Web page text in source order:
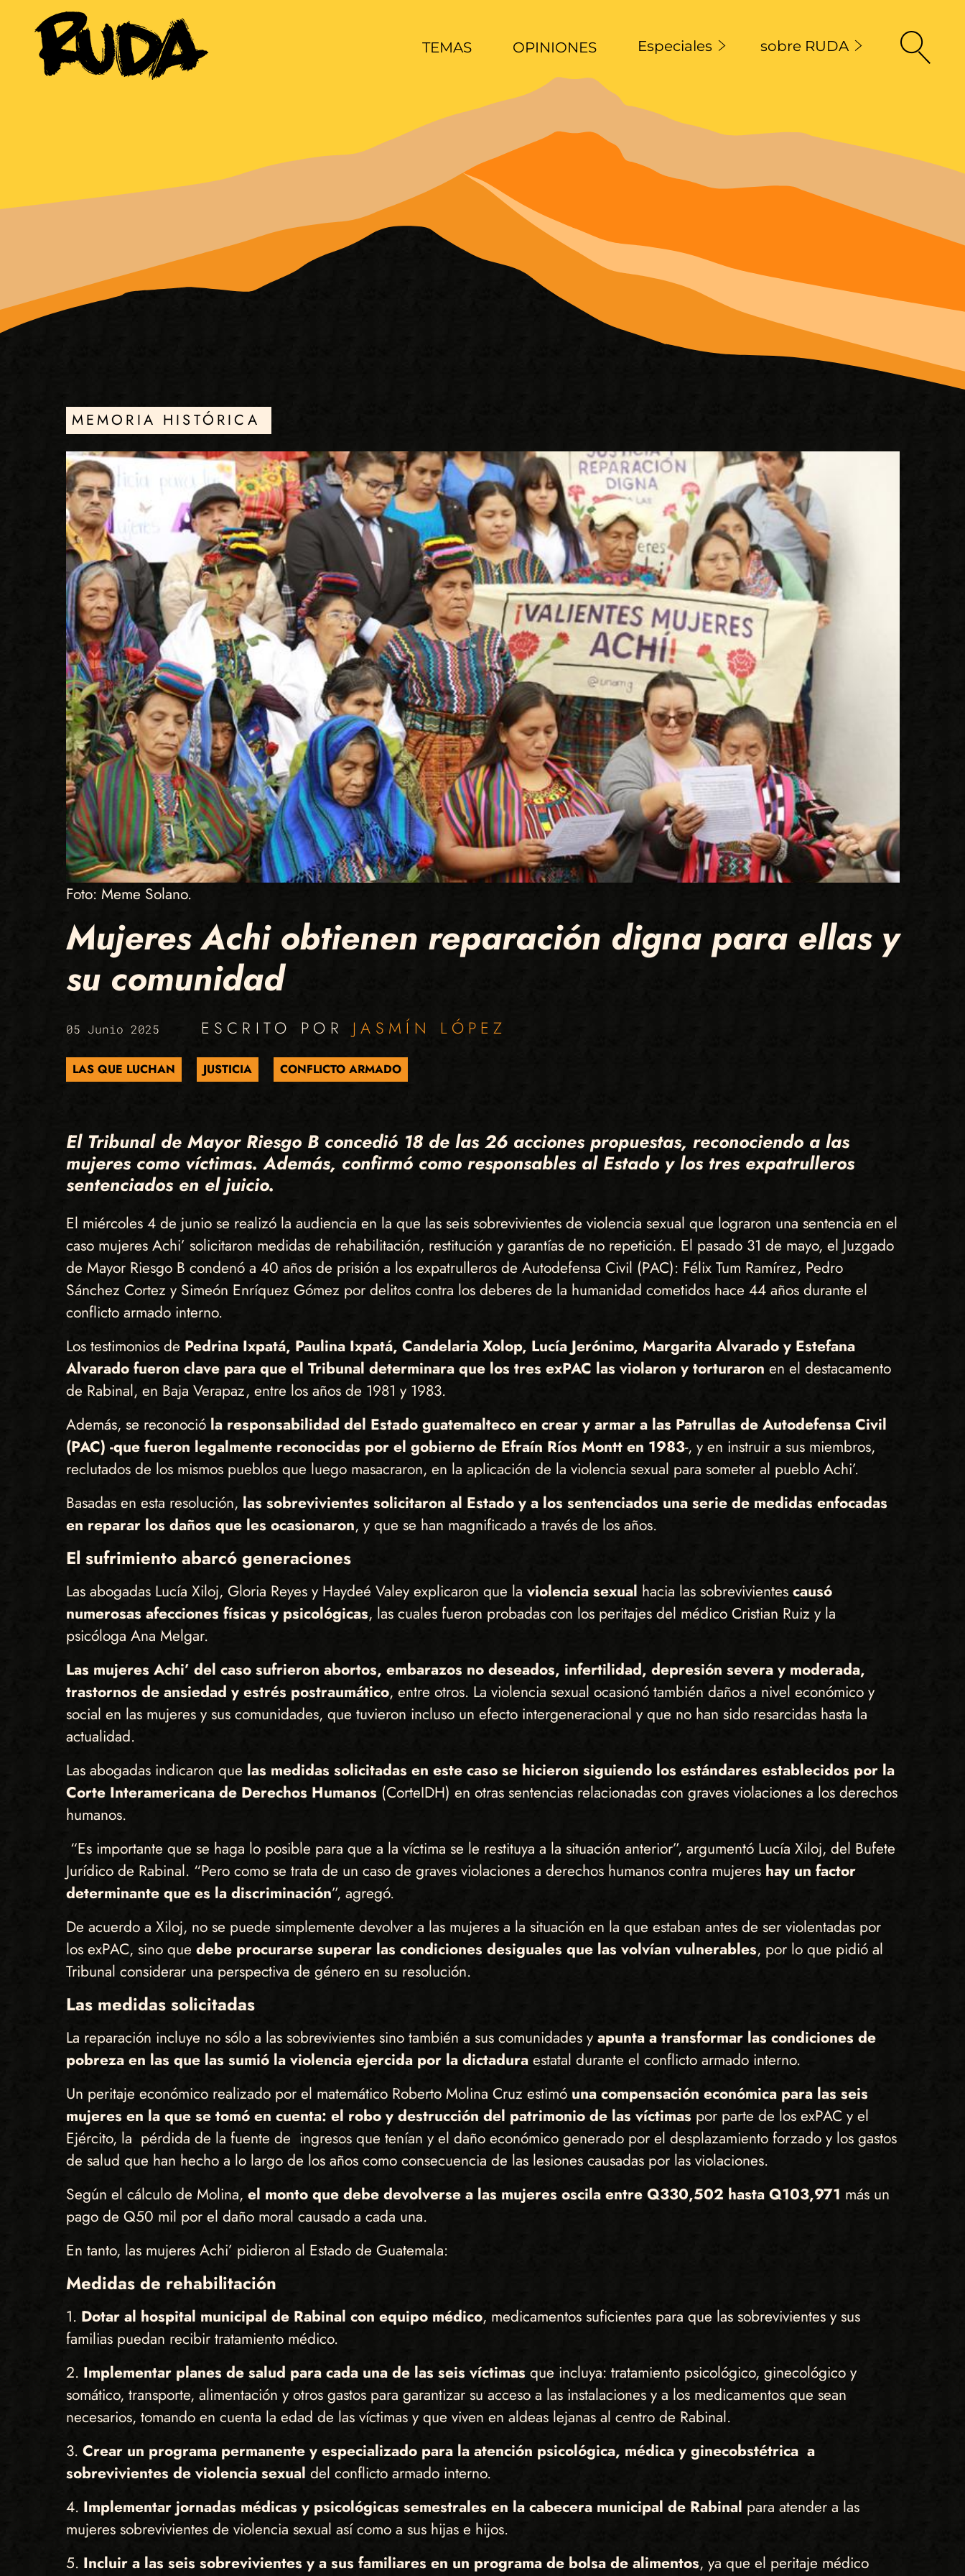
TEMAS OPINIONES Especiales sobre RUDA
MEMORIA HISTÓRICA
Foto: Meme Solano.
Mujeres Achi obtienen reparación digna para ellas y
su comunidad
05 Junio 2025 ESCRITO POR JASMÍN LÓPEZ
LAS QUE LUCHAN JUSTICIA CONFLICTO ARMADO
El Tribunal de Mayor Riesgo B concedió 18 de las 26 acciones propuestas, reconociendo a las
mujeres como víctimas. Además, confirmó como responsables al Estado y los tres expatrulleros
sentenciados en el juicio.
El miércoles 4 de junio se realizó la audiencia en la que las seis sobrevivientes de violencia sexual que lograron una sentencia en el
caso mujeres Achi’ solicitaron medidas de rehabilitación, restitución y garantías de no repetición. El pasado 31 de mayo, el Juzgado
de Mayor Riesgo B condenó a 40 años de prisión a los expatrulleros de Autodefensa Civil (PAC): Félix Tum Ramírez, Pedro
Sánchez Cortez y Simeón Enríquez Gómez por delitos contra los deberes de la humanidad cometidos hace 44 años durante el
conflicto armado interno.
Los testimonios de Pedrina Ixpatá, Paulina Ixpatá, Candelaria Xolop, Lucía Jerónimo, Margarita Alvarado y Estefana
Alvarado fueron clave para que el Tribunal determinara que los tres exPAC las violaron y torturaron en el destacamento
de Rabinal, en Baja Verapaz, entre los años de 1981 y 1983.
Además, se reconoció la responsabilidad del Estado guatemalteco en crear y armar a las Patrullas de Autodefensa Civil
(PAC) -que fueron legalmente reconocidas por el gobierno de Efraín Ríos Montt en 1983-, y en instruir a sus miembros,
reclutados de los mismos pueblos que luego masacraron, en la aplicación de la violencia sexual para someter al pueblo Achi’.
Basadas en esta resolución, las sobrevivientes solicitaron al Estado y a los sentenciados una serie de medidas enfocadas
en reparar los daños que les ocasionaron, y que se han magnificado a través de los años.
El sufrimiento abarcó generaciones
Las abogadas Lucía Xiloj, Gloria Reyes y Haydeé Valey explicaron que la violencia sexual hacia las sobrevivientes causó
numerosas afecciones físicas y psicológicas, las cuales fueron probadas con los peritajes del médico Cristian Ruiz y la
psicóloga Ana Melgar.
Las mujeres Achi’ del caso sufrieron abortos, embarazos no deseados, infertilidad, depresión severa y moderada,
trastornos de ansiedad y estrés postraumático, entre otros. La violencia sexual ocasionó también daños a nivel económico y
social en las mujeres y sus comunidades, que tuvieron incluso un efecto intergeneracional y que no han sido resarcidas hasta la
actualidad.
Las abogadas indicaron que las medidas solicitadas en este caso se hicieron siguiendo los estándares establecidos por la
Corte Interamericana de Derechos Humanos (CorteIDH) en otras sentencias relacionadas con graves violaciones a los derechos
humanos.
“Es importante que se haga lo posible para que a la víctima se le restituya a la situación anterior”, argumentó Lucía Xiloj, del Bufete
Jurídico de Rabinal. “Pero como se trata de un caso de graves violaciones a derechos humanos contra mujeres hay un factor
determinante que es la discriminación”, agregó.
De acuerdo a Xiloj, no se puede simplemente devolver a las mujeres a la situación en la que estaban antes de ser violentadas por
los exPAC, sino que debe procurarse superar las condiciones desiguales que las volvían vulnerables, por lo que pidió al
Tribunal considerar una perspectiva de género en su resolución.
Las medidas solicitadas
La reparación incluye no sólo a las sobrevivientes sino también a sus comunidades y apunta a transformar las condiciones de
pobreza en las que las sumió la violencia ejercida por la dictadura estatal durante el conflicto armado interno.
Un peritaje económico realizado por el matemático Roberto Molina Cruz estimó una compensación económica para las seis
mujeres en la que se tomó en cuenta: el robo y destrucción del patrimonio de las víctimas por parte de los exPAC y el
Ejército, la pérdida de la fuente de ingresos que tenían y el daño económico generado por el desplazamiento forzado y los gastos
de salud que han hecho a lo largo de los años como consecuencia de las lesiones causadas por las violaciones.
Según el cálculo de Molina, el monto que debe devolverse a las mujeres oscila entre Q330,502 hasta Q103,971 más un
pago de Q50 mil por el daño moral causado a cada una.
En tanto, las mujeres Achi’ pidieron al Estado de Guatemala:
Medidas de rehabilitación
1. Dotar al hospital municipal de Rabinal con equipo médico, medicamentos suficientes para que las sobrevivientes y sus
familias puedan recibir tratamiento médico.
2. Implementar planes de salud para cada una de las seis víctimas que incluya: tratamiento psicológico, ginecológico y
somático, transporte, alimentación y otros gastos para garantizar su acceso a las instalaciones y a los medicamentos que sean
necesarios, tomando en cuenta la edad de las víctimas y que viven en aldeas lejanas al centro de Rabinal.
3. Crear un programa permanente y especializado para la atención psicológica, médica y ginecobstétrica a
sobrevivientes de violencia sexual del conflicto armado interno.
4. Implementar jornadas médicas y psicológicas semestrales en la cabecera municipal de Rabinal para atender a las
mujeres sobrevivientes de violencia sexual así como a sus hijas e hijos.
5. Incluir a las seis sobrevivientes y a sus familiares en un programa de bolsa de alimentos, ya que el peritaje médico